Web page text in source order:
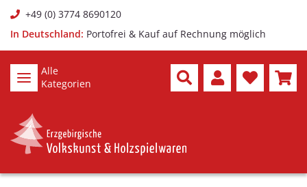
+49 (0) 3774 8690120
In Deutschland: Portofrei & Kauf auf Rechnung möglich
Alle
Kategorien